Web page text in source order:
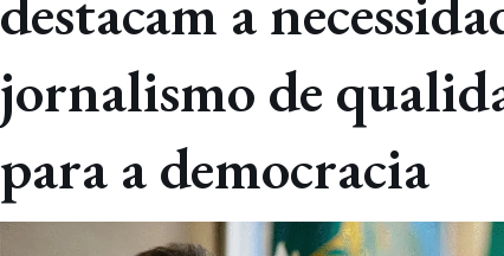
jornalismo de
para a democracia